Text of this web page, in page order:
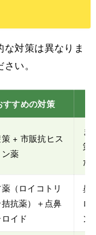
対策は異なりま
い。
すすめの対策
+ 市販抗ヒス
薬
ま
策
た
（ロイコトリ
抗薬）＋点鼻
イド
鼻
ロ
ン